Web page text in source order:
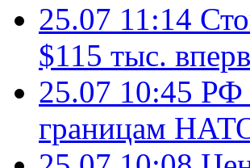
25.07 11:14
$115 тыс.
25.07 10:45 РФ
границам